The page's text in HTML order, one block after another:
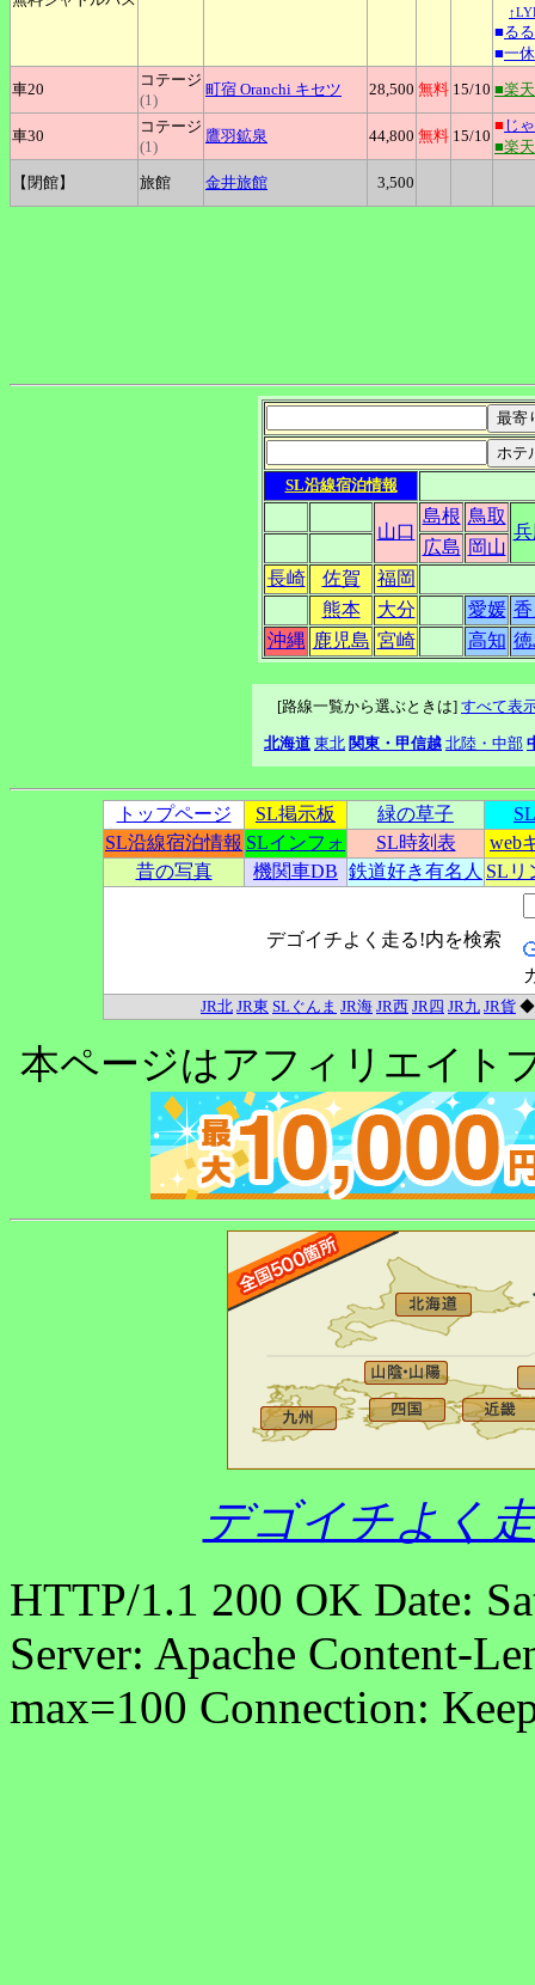
■る
■一休
車20
コテージ
(1)
町宿 Oranchi キセツ 28,500 無料 15/10 ■楽
車30
コテージ
(1)
鷹羽鉱泉 44,800 無料 15/10
■ じ
■楽
【閉館】
旅館 金井旅館 3,500
SL沿線宿泊情報
山口
島根 鳥取
広島 岡山
長崎
佐賀
福岡
熊本
大分 愛媛
沖縄 鹿児島 宮崎 高知
[路線一覧から選ぶときは] すべて表
北海道 東北 関東・甲信越 北陸・中部
トップページ SL掲示板 緑の草子
SL沿線宿泊情報 SLインフォ SL時刻表
web
昔の写真
機関車DB 鉄道好き有名人 SLリ
デゴイチよく走る!内を検索
JR北 JR東 SLぐんま JR海 JR西 JR四 JR九 JR貨
本ページはアフィリエイト
デゴイチよく
HTTP/1.1 200 OK Date:
Server: Apache Content-
max=100 Connection: